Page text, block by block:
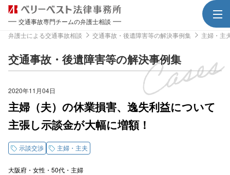
交通事故専門チームの弁護士相談
弁護士による交通事故相談
交通事故・後遺障害等の解決事例集 主婦・主
交通事故・後遺障害等の解決事例集
2020年11月04日
主婦（夫）の休業損害、逸失利益について
主張し示談金が大幅に増額！
示談交渉 主婦・主夫
大阪府 女性 50代 主婦